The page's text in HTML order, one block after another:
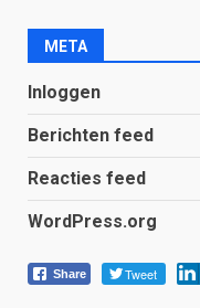
META
Inloggen
Berichten feed
Reacties feed
WordPress.org
Share Tweet